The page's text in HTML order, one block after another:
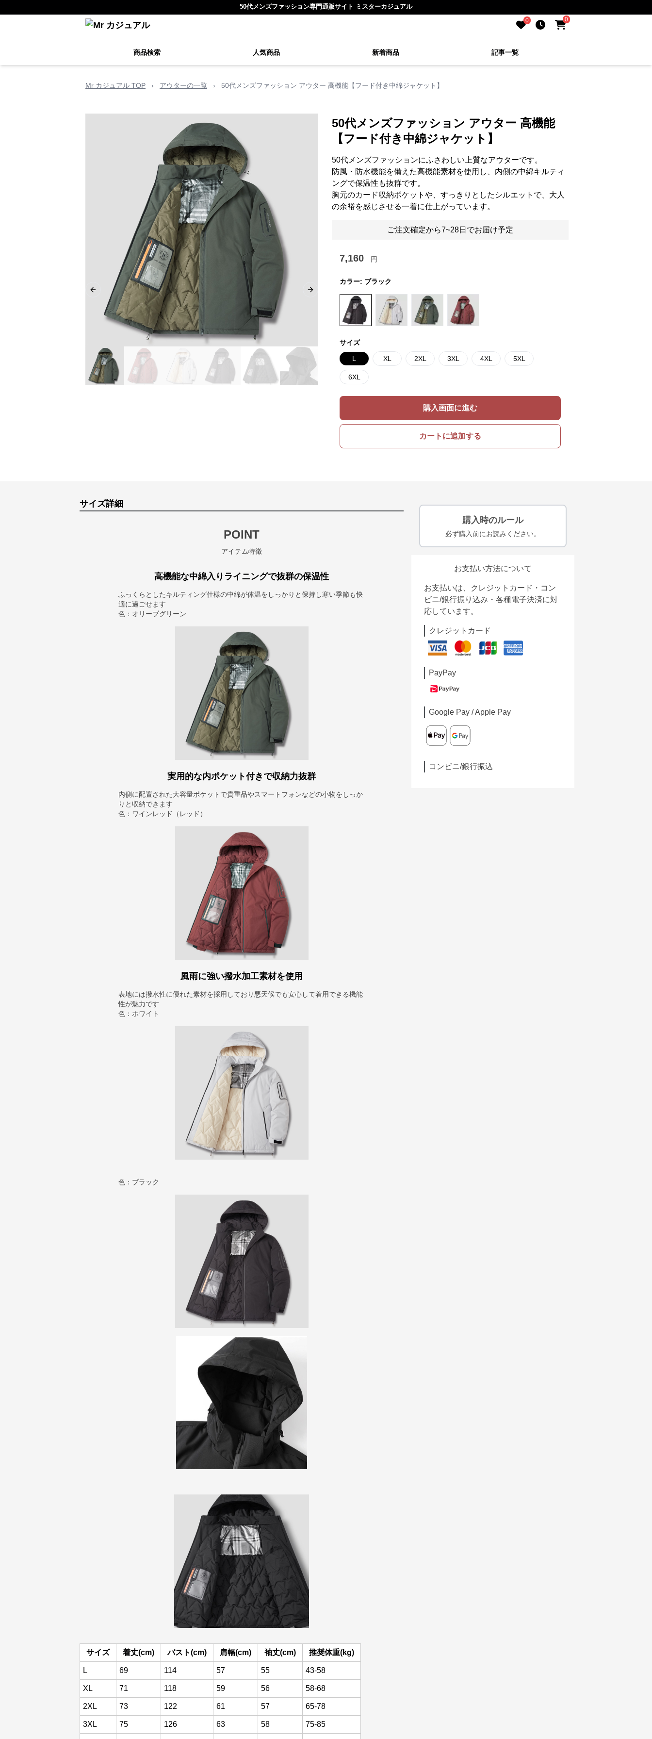
50代メンズファッション専門通販サイト ミスターカジュアル
0 0
商品検索 人気商品 新着商品 記事一覧
Mr カジュアル TOP › アウターの一覧 › 50代メンズファッション アウター 高機能【フード付き中綿ジャケット】
Previous slide Next slide
50代メンズファッション アウター 高機能
【フード付き中綿ジャケット】
50代メンズファッションにふさわしい上質なアウターです。
防風・防水機能を備えた高機能素材を使用し、内側の中綿キルティ
ングで保温性も抜群です。
胸元のカード収納ポケットや、すっきりとしたシルエットで、大人
の余裕を感じさせる一着に仕上がっています。
ご注文確定から7~28日でお届け予定
7,160 円
カラー: ブラック
サイズ
L XL 2XL 3XL 4XL 5XL
6XL
購入画面に進む
カートに追加する
サイズ詳細
POINT
アイテム特徴
高機能な中綿入りライニングで抜群の保温性
ふっくらとしたキルティング仕様の中綿が体温をしっかりと保持し寒い季節も快
適に過ごせます
色：オリーブグリーン
実用的な内ポケット付きで収納力抜群
内側に配置された大容量ポケットで貴重品やスマートフォンなどの小物をしっか
りと収納できます
色：ワインレッド（レッド）
風雨に強い撥水加工素材を使用
表地には撥水性に優れた素材を採用しており悪天候でも安心して着用できる機能
性が魅力です
色：ホワイト
色：ブラック
サイズ 着丈(cm) バスト(cm) 肩幅(cm) 袖丈(cm) 推奨体重(kg)
L 69 114 57 55 43-58
XL 71 118 59 56 58-68
2XL 73 122 61 57 65-78
3XL 75 126 63 58 75-85
購入時のルール
必ず購入前にお読みください。
お支払い方法について
お支払いは、クレジットカード・コン
ビニ/銀行振り込み・各種電子決済に対
応しています。
クレジットカード
PayPay
Google Pay / Apple Pay
コンビニ/銀行振込